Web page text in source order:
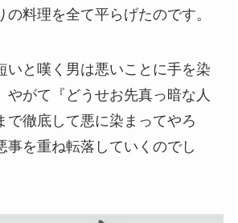
の料理を全て平らげたのです。
いと嘆く男は悪いことに手を染
やがて『どうせお先真っ暗な人
で徹底して悪に染まってやろ
事を重ね転落していくのでし